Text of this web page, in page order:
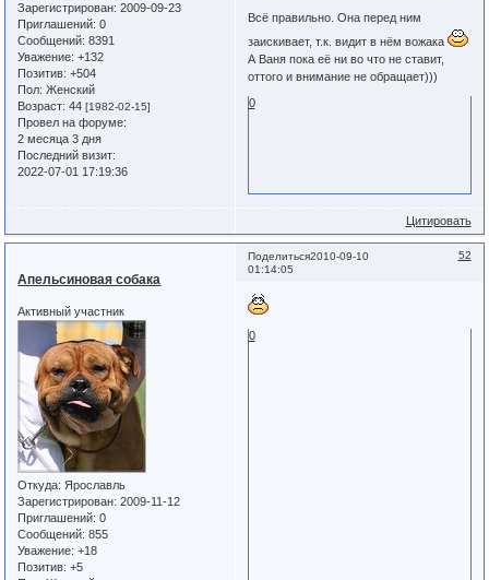
Зарегистрирован: 2009-09-23
Приглашений: 0
Сообщений: 8391
Уважение: +132
Позитив: +504
Пол: Женский
Возраст: 44[1982-02-15]
Провел на форуме:
2 месяца 3 дня
Последний визит:
2022-07-01 17:19:36
Всё правильно. Она перед ним
заискивает, т.к. видит в нём вожака
А Ваня пока её ни во что не ставит,
оттого и внимание не обращает)))
0
Цитировать
Поделиться 52
2010-09-10
01:14:05
Апельсиновая собака
Активный участник
Откуда: Ярославль
Зарегистрирован: 2009-11-12
Приглашений: 0
Сообщений: 855
Уважение: +18
Позитив: +5
0